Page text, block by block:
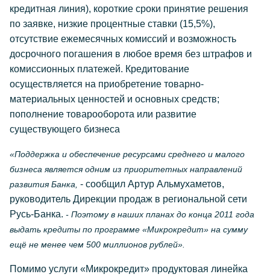
кредитная линия), короткие сроки принятие решения
по заявке, низкие процентные ставки (15,5%),
отсутствие ежемесячных комиссий и возможность
досрочного погашения в любое время без штрафов и
комиссионных платежей. Кредитование
осуществляется на приобретение товарно-
материальных ценностей и основных средств;
пополнение товарооборота или развитие
существующего бизнеса
«Поддержка и обеспечение ресурсами среднего и малого
бизнеса является одним из приоритетных направлений
развития Банка, - сообщил Артур Альмухаметов,
руководитель Дирекции продаж в региональной сети
Русь-Банка. - Поэтому в наших планах до конца 2011 года
выдать кредиты по программе «Микрокредит» на сумму
ещё не менее чем 500 миллионов рублей».
Помимо услуги «Микрокредит» продуктовая линейка